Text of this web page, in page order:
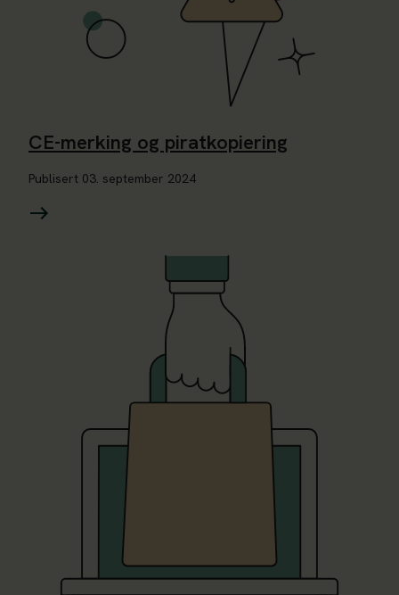
CE-merking og piratkopiering
Publisert 03. september 2024
Les mer om Hvorfor tilbakeholder Tolletaten falske varer?